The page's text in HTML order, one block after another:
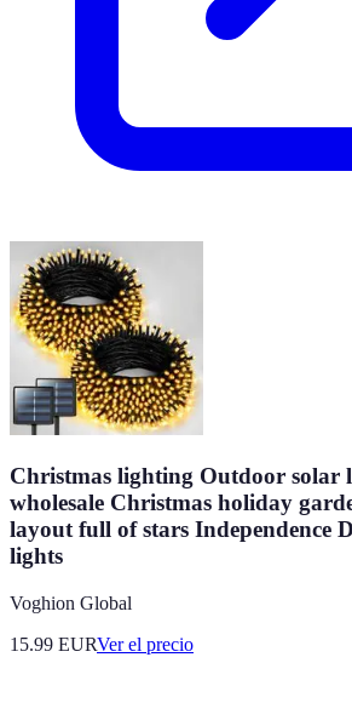
Christmas lighting Outdoor solar
wholesale Christmas holiday
layout full of stars Independence
lights
Voghion Global
15.99 EURVer el precio